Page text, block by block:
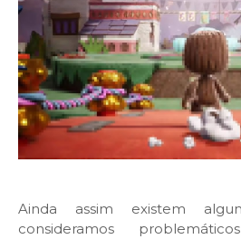
Ainda assim existem
consideramos